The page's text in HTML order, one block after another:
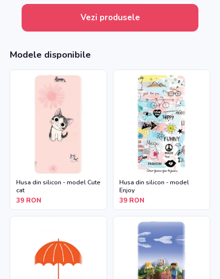
Vezi produsele
Modele disponibile
Husa din silicon - model Cute
cat
39 RON
Husa din silicon - model
Enjoy
39 RON